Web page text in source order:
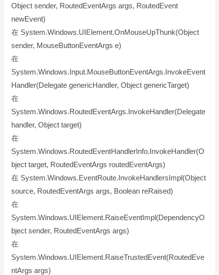
Object sender, RoutedEventArgs args, RoutedEvent
newEvent)
在 System.Windows.UIElement.OnMouseUpThunk(Object
sender, MouseButtonEventArgs e)
在
System.Windows.Input.MouseButtonEventArgs.InvokeEvent
Handler(Delegate genericHandler, Object genericTarget)
在
System.Windows.RoutedEventArgs.InvokeHandler(Delegate
handler, Object target)
在
System.Windows.RoutedEventHandlerInfo.InvokeHandler(O
bject target, RoutedEventArgs routedEventArgs)
在 System.Windows.EventRoute.InvokeHandlersImpl(Object
source, RoutedEventArgs args, Boolean reRaised)
在
System.Windows.UIElement.RaiseEventImpl(DependencyO
bject sender, RoutedEventArgs args)
在
System.Windows.UIElement.RaiseTrustedEvent(RoutedEve
ntArgs args)